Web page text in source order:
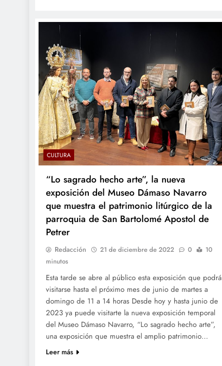
CULTURA
“Lo sagrado hecho arte”, la nueva
exposición del Museo Dámaso Navarro
que muestra el patrimonio litúrgico de la
parroquia de San Bartolomé Apostol de
Petrer
Redacción 21 de diciembre de 2022 0
10
minutos
Esta tarde se abre al público esta exposición que podrá
visitarse hasta el próximo mes de junio de martes a
domingo de 11 a 14 horas Desde hoy y hasta junio de
2023 ya puede visitarte la nueva exposición temporal
del Museo Dámaso Navarro, “Lo sagrado hecho arte”,
una exposición que muestra el amplio patrimonio…
Leer más